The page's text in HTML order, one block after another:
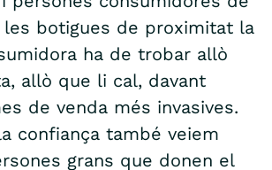
les botigues de proximitat la
ha de trobar allò
allò que li cal, davant
de venda més invasives.
confiança també veiem
grans que donen el